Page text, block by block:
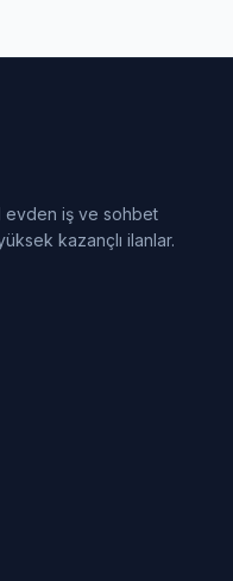
evden iş ve sohbet
kazançlı ilanlar.